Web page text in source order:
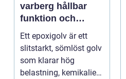
varberg hållbar
funktion och
snygg design i
samma lösning
Ett epoxigolv är ett
slitstarkt, sömlöst golv
som klarar hög
belastning, kemikalier